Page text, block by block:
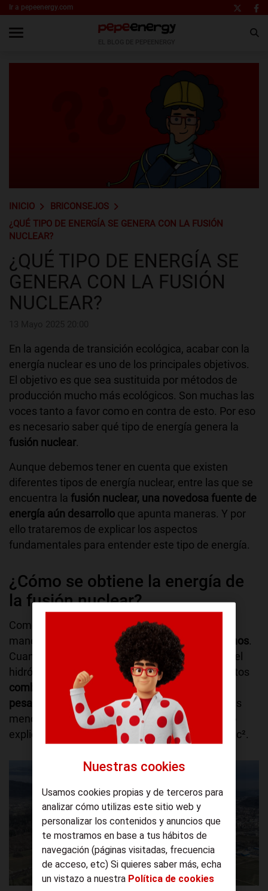
Ir a pepeenergy.com
INICIO
BRICONSEJOS
¿QUÉ TIPO DE ENERGÍA SE GENERA CON LA FUSIÓN
NUCLEAR?
¿QUÉ TIPO DE ENERGÍA SE
GENERA CON LA FUSIÓN
NUCLEAR?
En la agenda de transición ecológica, acabar con la
energía nuclear es uno de los principales objetivos.
El objetivo es que sea sustituida por métodos de
producción mucho más ecológicos. Son muchas las
voces tanto a favor como en contra de esto. Por eso
es necesario saber qué tipo de energía genera la
fusión nuclear.
Aunque debemos tener en cuenta que existen
diferentes tipos de energía nuclear, entre las que se
encuentra la fusión nuclear, una novedosa fuente de
energía aún desarrollo que apunta maneras. Y por
ello trataremos de explicar los aspectos
fundamentales para entender este tipo de energía.
¿Cómo se obtiene la energía de
la fusión nuclear?
Como su nombre indica, no podía ser de otra
manera que con la
fusión del núcleo de los átomos.
Cuando los átomos de elementos ligeros como el
hidrógeno chocan entre sí, en vez de rebotar, estos
combinan su núcleo, formando uno mucho más
pesado,
aunque la masa resultante del mismo es
menor que la suma de las originales. Tal y como
explicaba Einstein con su famosa ecuación E=mc².
Nuestras cookies
Usamos cookies propias y de terceros para
analizar cómo utilizas este sitio web y
personalizar los contenidos y anuncios que
te mostramos en base a tus hábitos de
navegación (páginas visitadas, frecuencia
de acceso, etc) Si quieres saber más, echa
un vistazo a nuestra Política de cookies